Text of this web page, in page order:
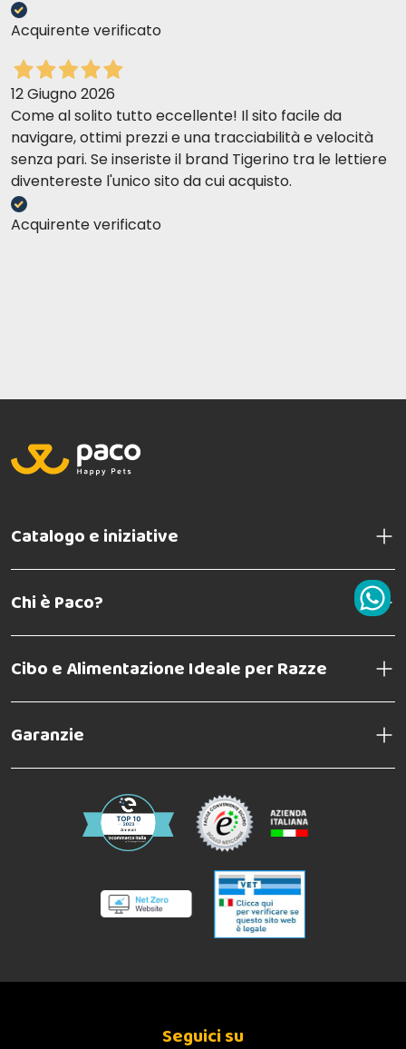
Acquirente verificato
12 Giugno 2026
Come al solito tutto eccellente! Il sito facile da
navigare, ottimi prezzi e una tracciabilità e velocità
senza pari. Se inseriste il brand Tigerino tra le lettiere
diventereste l'unico sito da cui acquisto.
Acquirente verificato
Catalogo e iniziative
Chi è Paco?
Cibo e Alimentazione Ideale per Razze
Garanzie
Seguici su